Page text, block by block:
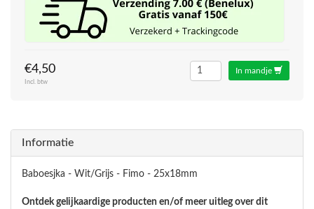
€4,50
Incl. btw
In mandje
Informatie
Baboesjka - Wit/Grijs - Fimo - 25x18mm
Ontdek gelijkaardige producten en/of meer uitleg over dit